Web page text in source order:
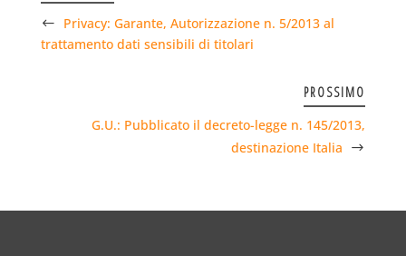
Privacy: Garante, Autorizzazione n. 5/2013 al
trattamento dati sensibili di titolari
PROSSIMO
G.U.: Pubblicato il decreto-legge n. 145/2013,
destinazione Italia